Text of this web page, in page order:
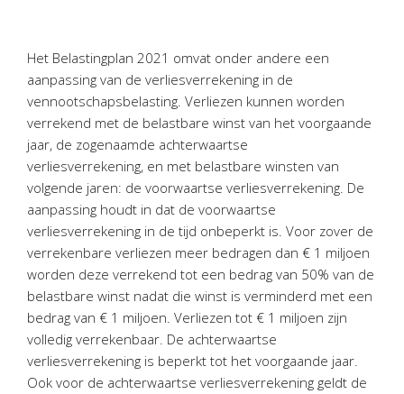
Belastingadvies Purmerend
Online boekhouden
Nieuws&informatie
Nieuwsbrief
Nieuwsoverzicht
Handige links
Downloads
Contact
AvantiOnline
Het Belastingplan 2021 omvat onder andere een
aanpassing van de verliesverrekening in de
vennootschapsbelasting. Verliezen kunnen worden
verrekend met de belastbare winst van het voorgaande
jaar, de zogenaamde achterwaartse
verliesverrekening, en met belastbare winsten van
volgende jaren: de voorwaartse verliesverrekening. De
aanpassing houdt in dat de voorwaartse
verliesverrekening in de tijd onbeperkt is. Voor zover de
verrekenbare verliezen meer bedragen dan € 1 miljoen
worden deze verrekend tot een bedrag van 50% van de
belastbare winst nadat die winst is verminderd met een
bedrag van € 1 miljoen. Verliezen tot € 1 miljoen zijn
volledig verrekenbaar. De achterwaartse
verliesverrekening is beperkt tot het voorgaande jaar.
Ook voor de achterwaartse verliesverrekening geldt de